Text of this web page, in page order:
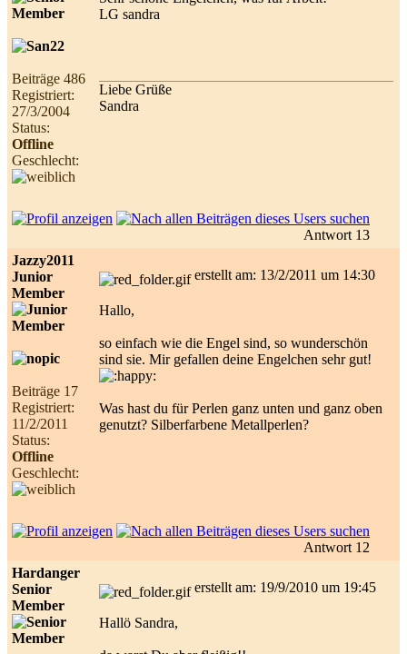
Beiträge 486
Registriert:
27/3/2004
Status:
Offline
Geschlecht:
LG sandra
Liebe Grüße
Sandra
Antwort 13
Jazzy2011
Junior
Member
Beiträge 17
Registriert:
11/2/2011
Status:
Offline
Geschlecht:
erstellt am: 13/2/2011 um 14:30
Hallo,
so einfach wie die Engel sind, so wunderschön
sind sie. Mir gefallen deine Engelchen sehr gut!
Was hast du für Perlen ganz unten und ganz oben
genutzt? Silberfarbene Metallperlen?
Antwort 12
Hardanger
Senior
Member
erstellt am: 19/9/2010 um 19:45
Hallö Sandra,